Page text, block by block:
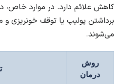
کاهش علائم دارد. در موارد خاص،
برداشتن پولیپ یا توقف خونریزی و
می‌شوند.
روش
درمان